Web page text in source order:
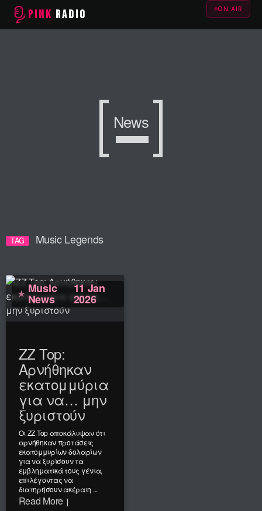
PINK RADIO ON AIR
News
TAG Music Legends
Music
News
11 Jan
2026
ZZ Top:
Αρνήθηκαν
εκατομμύρια
για να… μην
ξυριστούν
Οι ZZ Top αποκάλυψαν ότι
αρνήθηκαν προτάσεις
εκατομμυρίων δολαρίων
για να ξυρίσουν τα
εμβληματικά τους γένια,
επιλέγοντας να
διατηρήσουν ακέραιη ...
Read More